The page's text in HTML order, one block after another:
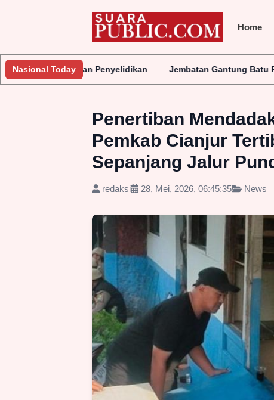
Home
Nasional TodayJembatan Gantung Batu Pepe Rp10 Miliar Terus
Penertiban
Pemkab Cianjur
Sepanjang Jalur
redaksi 28, Mei, 2026, 06:45:35 News